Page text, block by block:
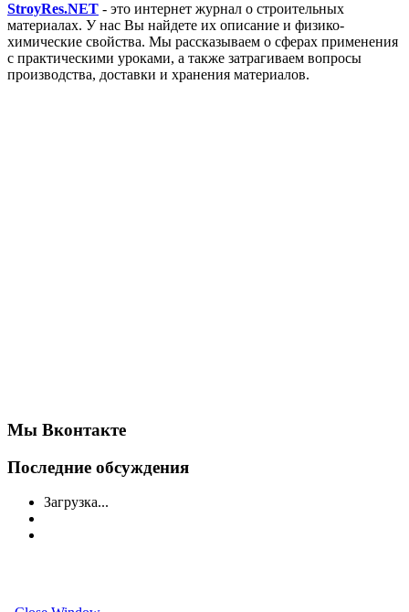
StroyRes.NET - это интернет журнал о строительных
материалах. У нас Вы найдете их описание и физико-
химические свойства. Мы рассказываем о сферах применения
с практическими уроками, а также затрагиваем вопросы
производства, доставки и хранения материалов.
Мы Вконтакте
Последние обсуждения
Загрузка...